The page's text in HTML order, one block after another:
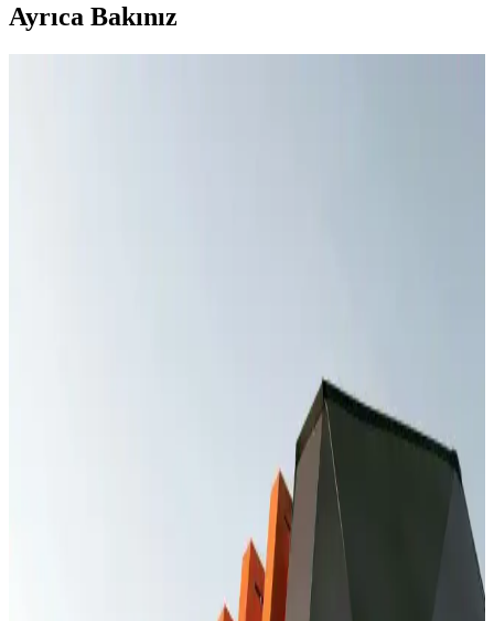
Ayrıca Bakınız
Redmi Note 8 Pro Kasa Değişim Fiyatları ve
Redmi Note 8 Pro kasa değişim maliyetleri genellikle 300-800 TL
arasında değişir. Orijinal parça kullanımı ve güvenilir servis tercih
edilmelidir. Fiyatlar bölge ve servis politikalarına göre farklılık
Redmi Note 10S Ekran Değişimi Fiyatları ve
Güvenilir Servis Seçenekleri